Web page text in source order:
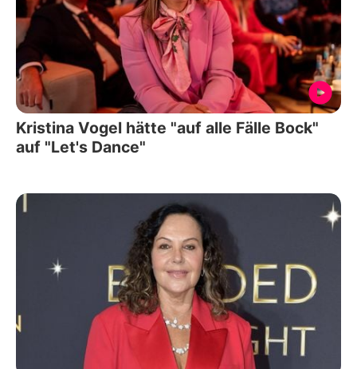
Kristina Vogel hätte "auf alle Fälle Bock"
auf "Let's Dance"